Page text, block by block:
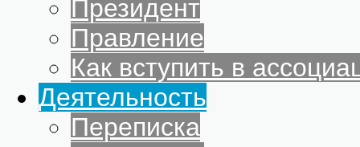
Президент
Правление
Как вступить в
Деятельность
Переписка